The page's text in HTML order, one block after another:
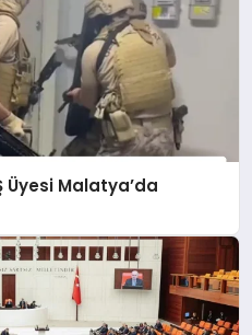
Üyesi Malatya’da